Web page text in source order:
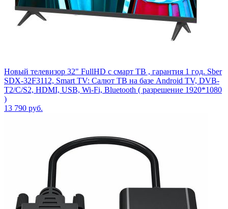
Новый телевизор 32" FullHD с смарт ТВ , гарантия 1 год. Sber
SDX-32F3112, Smart TV: Салют ТВ на базе Android TV, DVB-
T2/C/S2, HDMI, USB, Wi-Fi, Bluetooth ( разрешение 1920*1080
)
13 790 руб.